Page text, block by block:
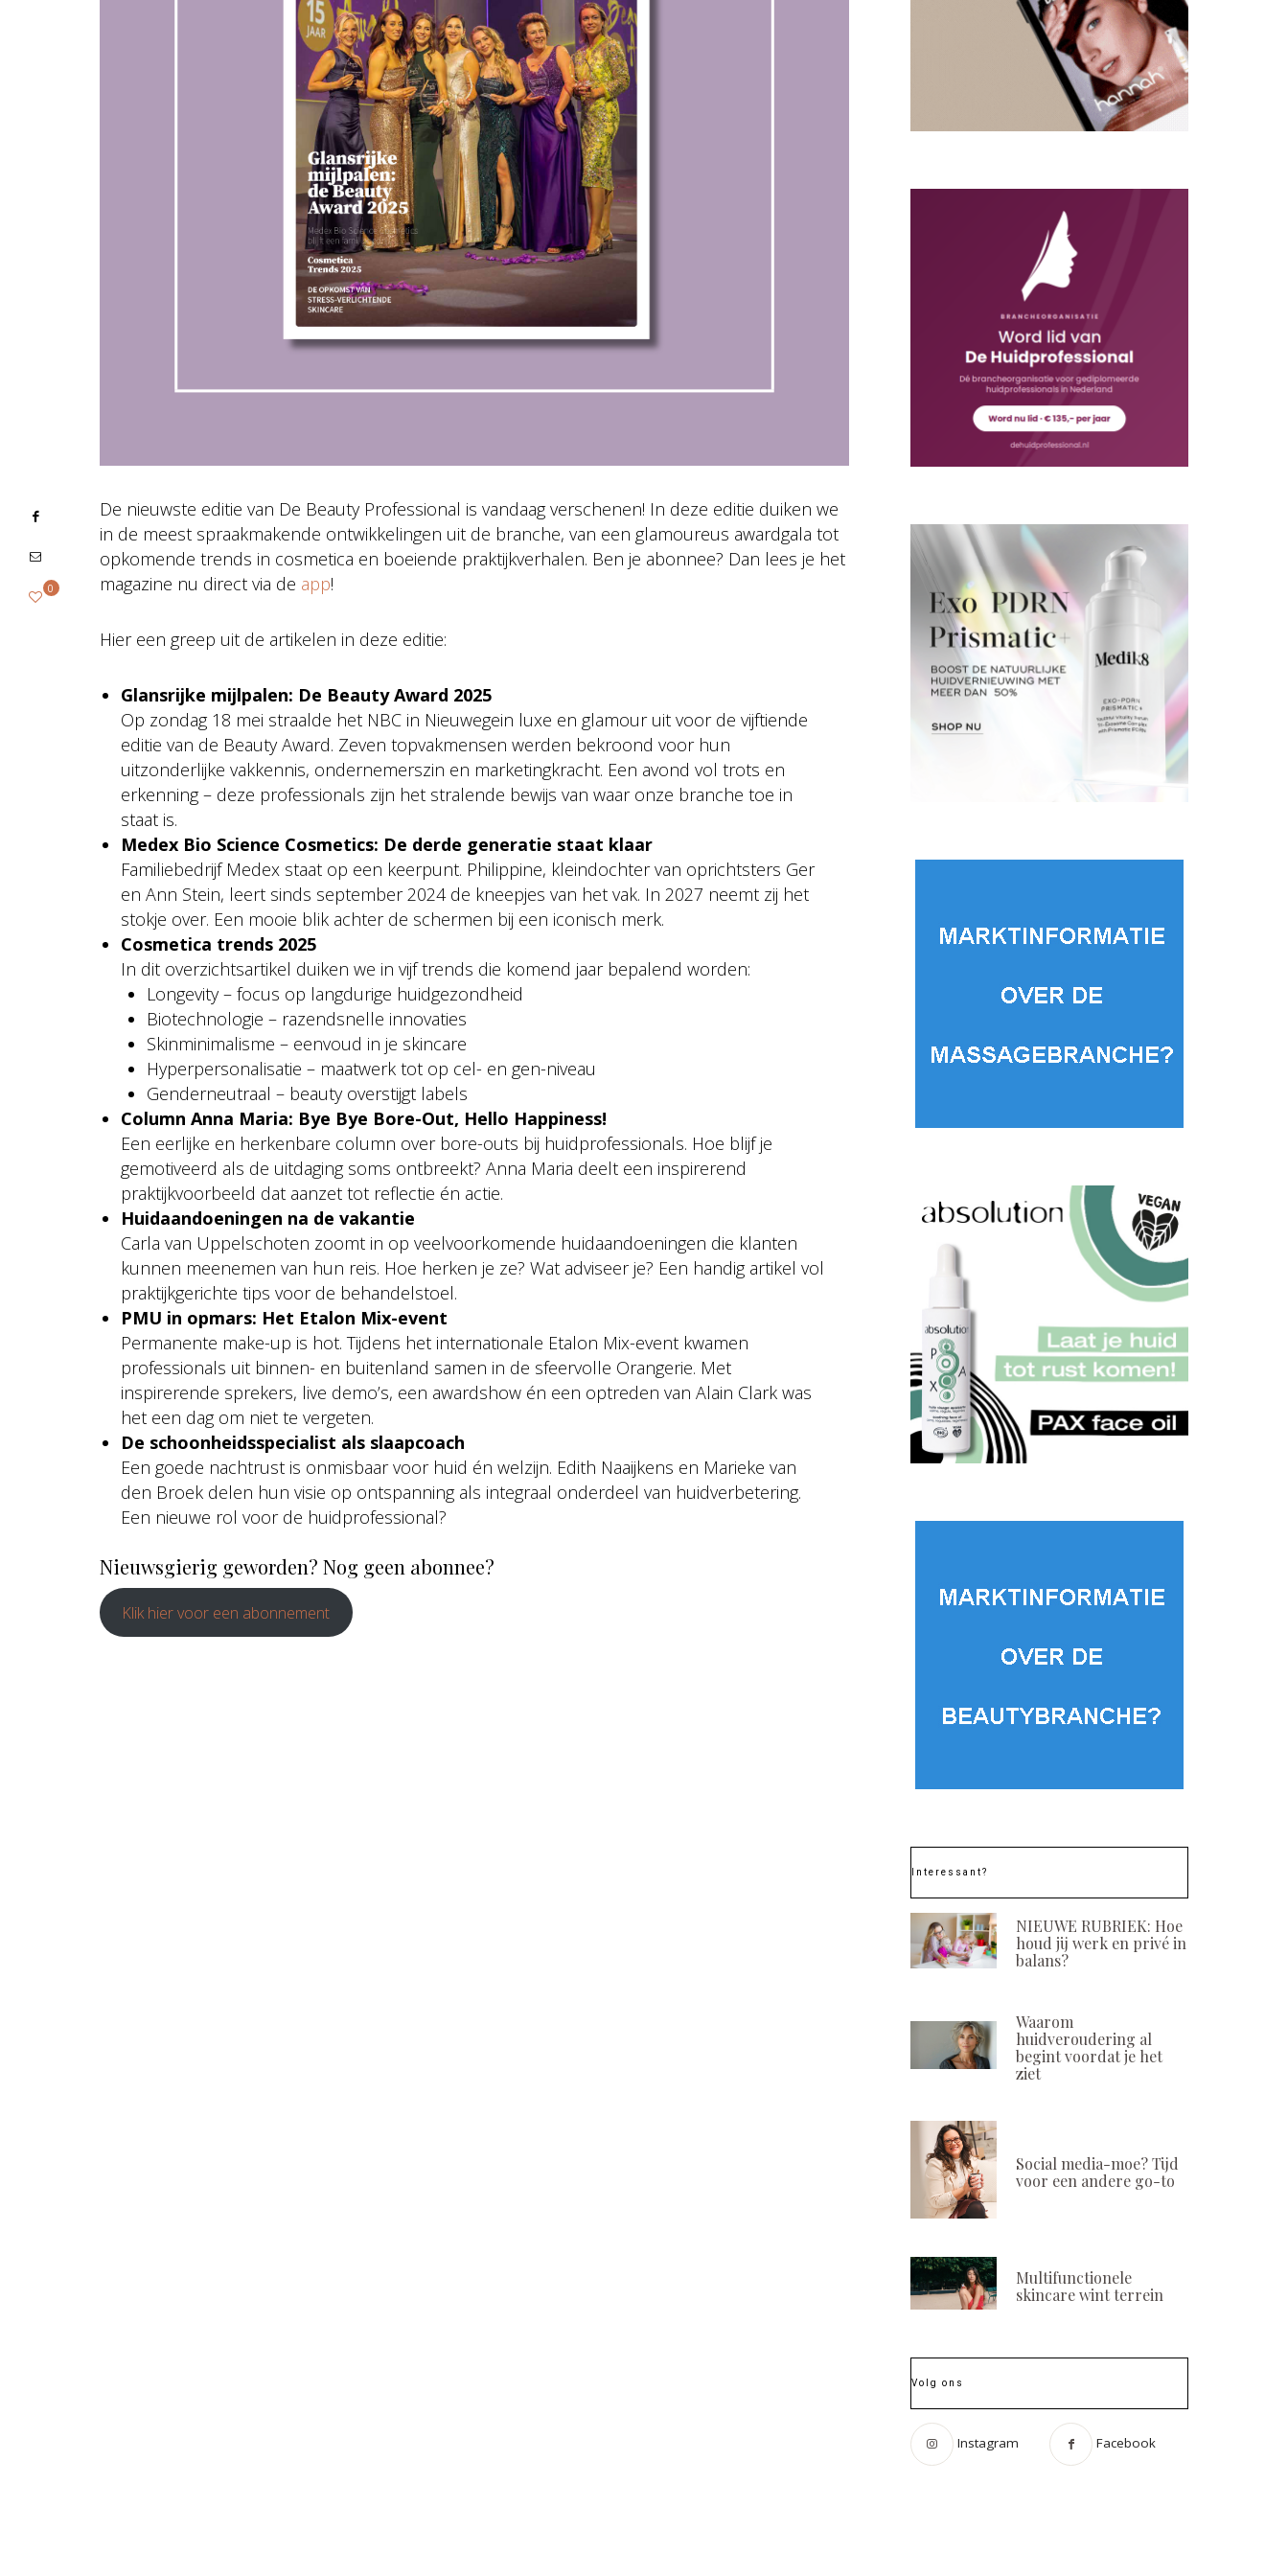
De nieuwste editie van De Beauty Professional is vandaag verschenen! In deze editie duiken we
in de meest spraakmakende ontwikkelingen uit de branche, van een glamoureus awardgala tot
opkomende trends in cosmetica en boeiende praktijkverhalen. Ben je abonnee? Dan lees je het
magazine nu direct via de app!
Hier een greep uit de artikelen in deze editie:
Glansrijke mijlpalen: De Beauty Award 2025
Op zondag 18 mei straalde het NBC in Nieuwegein luxe en glamour uit voor de vijftiende
editie van de Beauty Award. Zeven topvakmensen werden bekroond voor hun
uitzonderlijke vakkennis, ondernemerszin en marketingkracht. Een avond vol trots en
erkenning – deze professionals zijn het stralende bewijs van waar onze branche toe in
staat is.
Medex Bio Science Cosmetics: De derde generatie staat klaar
Familiebedrijf Medex staat op een keerpunt. Philippine, kleindochter van oprichtsters Ger
en Ann Stein, leert sinds september 2024 de kneepjes van het vak. In 2027 neemt zij het
stokje over. Een mooie blik achter de schermen bij een iconisch merk.
Cosmetica trends 2025
In dit overzichtsartikel duiken we in vijf trends die komend jaar bepalend worden:
Longevity – focus op langdurige huidgezondheid
Biotechnologie – razendsnelle innovaties
Skinminimalisme – eenvoud in je skincare
Hyperpersonalisatie – maatwerk tot op cel- en gen-niveau
Genderneutraal – beauty overstijgt labels
Column Anna Maria: Bye Bye Bore-Out, Hello Happiness!
Een eerlijke en herkenbare column over bore-outs bij huidprofessionals. Hoe blijf je
gemotiveerd als de uitdaging soms ontbreekt? Anna Maria deelt een inspirerend
praktijkvoorbeeld dat aanzet tot reflectie én actie.
Huidaandoeningen na de vakantie
Carla van Uppelschoten zoomt in op veelvoorkomende huidaandoeningen die klanten
kunnen meenemen van hun reis. Hoe herken je ze? Wat adviseer je? Een handig artikel vol
praktijkgerichte tips voor de behandelstoel.
PMU in opmars: Het Etalon Mix-event
Permanente make-up is hot. Tijdens het internationale Etalon Mix-event kwamen
professionals uit binnen- en buitenland samen in de sfeervolle Orangerie. Met
inspirerende sprekers, live demo’s, een awardshow én een optreden van Alain Clark was
het een dag om niet te vergeten.
De schoonheidsspecialist als slaapcoach
Een goede nachtrust is onmisbaar voor huid én welzijn. Edith Naaijkens en Marieke van
den Broek delen hun visie op ontspanning als integraal onderdeel van huidverbetering.
Een nieuwe rol voor de huidprofessional?
Nieuwsgierig geworden? Nog geen abonnee?
Klik hier voor een abonnement
0
Interessant?
NIEUWE RUBRIEK: Hoe
houd jij werk en privé in
balans?
Waarom
huidveroudering al
begint voordat je het
ziet
Social media-moe? Tijd
voor een andere go-to
Multifunctionele
skincare wint terrein
Volg ons
Instagram Facebook